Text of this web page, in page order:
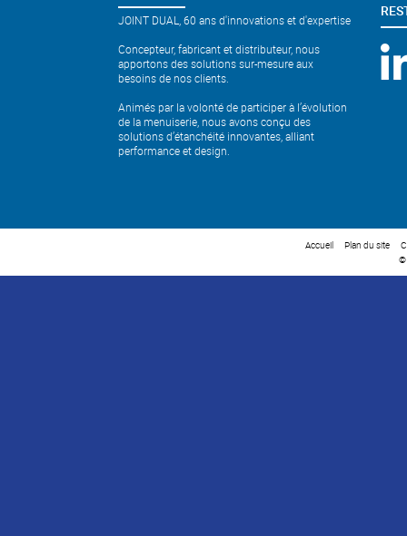
JOINT DUAL, 60 ans d'innovations et d'expertise
Concepteur, fabricant et distributeur, nous
apportons des solutions sur-mesure aux
besoins de nos clients.
Animés par la volonté de participer à l’évolution
de la menuiserie, nous avons conçu des
solutions d’étanchéité innovantes, alliant
performance et design.
Accueil Plan du site
©